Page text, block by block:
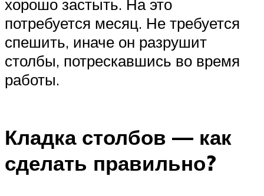
хорошо застыть. На это
потребуется месяц. Не требуется
спешить, иначе он разрушит
столбы, потрескавшись во время
работы.
Кладка столбов — как
сделать правильно?